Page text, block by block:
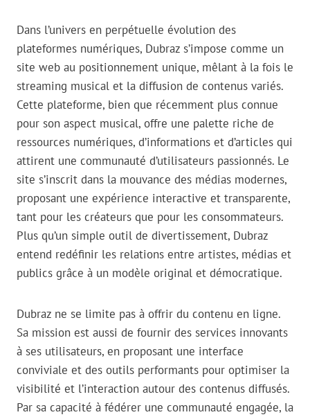
Dans l’univers en perpétuelle évolution des
plateformes numériques, Dubraz s’impose comme un
site web au positionnement unique, mêlant à la fois le
streaming musical et la diffusion de contenus variés.
Cette plateforme, bien que récemment plus connue
pour son aspect musical, offre une palette riche de
ressources numériques, d’informations et d’articles qui
attirent une communauté d’utilisateurs passionnés. Le
site s’inscrit dans la mouvance des médias modernes,
proposant une expérience interactive et transparente,
tant pour les créateurs que pour les consommateurs.
Plus qu’un simple outil de divertissement, Dubraz
entend redéfinir les relations entre artistes, médias et
publics grâce à un modèle original et démocratique.
Dubraz ne se limite pas à offrir du contenu en ligne.
Sa mission est aussi de fournir des services innovants
à ses utilisateurs, en proposant une interface
conviviale et des outils performants pour optimiser la
visibilité et l’interaction autour des contenus diffusés.
Par sa capacité à fédérer une communauté engagée, la